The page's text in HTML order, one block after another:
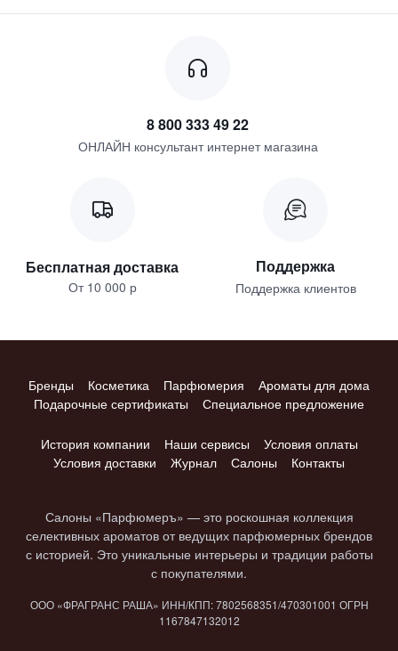
8 800 333 49 22
ОНЛАЙН консультант интернет магазина
Бесплатная доставка
От 10 000 р
Поддержка
Поддержка клиентов
Бренды Косметика Парфюмерия
Ароматы для дома
Подарочные сертификаты
Специальное предложение
История компании Наши сервисы
Условия оплаты
Условия доставки
Журнал Салоны Контакты
Салоны «Парфюмеръ» — это роскошная коллекция
селективных ароматов от ведущих парфюмерных брендов
с историей. Это уникальные интерьеры и традиции работы
с покупателями.
ООО «ФРАГРАНС РАША» ИНН/КПП: 7802​568351/4703​01001 ОГРН
1167847​132012